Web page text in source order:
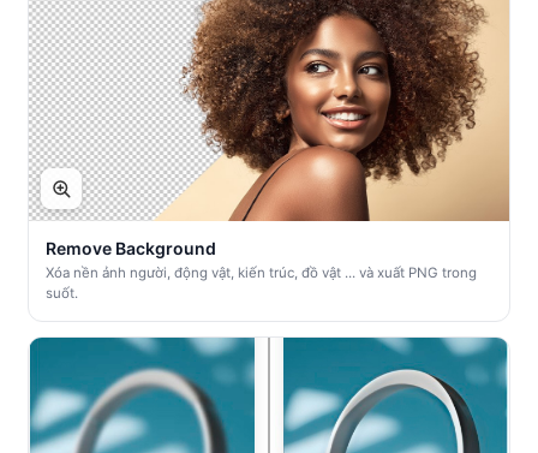
Remove Background
Xóa nền ảnh người, động vật, kiến trúc, đồ vật ... và xuất PNG trong
suốt.